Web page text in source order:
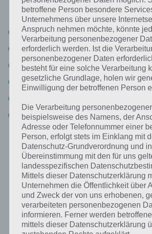
Prozent-Werten sortiert. Hier die Antworten:
Nuss
Schnee
Kalt
Braun
Eichhörnchen
Weitere Aufgaben und Rätsel
Level
Ebenfalls im gleichen Level wie “Bild:
Das machen Schulkinder im Sommer” und “Eine
der es um eine Insel geht“. Klicke einfach auf den
94% Lösung zu gelangen.
Wenn die Lösung nicht mehr aktuell sein sollte
betroffene Person besondere
Unternehmens über unsere
Anspruch nehmen möchte, könnte
Verarbeitung personenbezogener
erforderlich werden. Ist die
personenbezogener Daten
besteht für eine solche Verarbeitung
gesetzliche Grundlage, holen wir
Einwilligung der betroffenen Person
Die Verarbeitung
beispielsweise des Namens, der
Adresse oder Telefonnummer einer
Person, erfolgt stets im Einklang mit
Datenschutz-Grundverordnung und in
Übereinstimmung mit den für uns
landesspezifischen
Mittels dieser Datenschutzerklärung
Unternehmen die Öffentlichkeit über
und Zweck der von uns erhobenen,
verarbeiteten personenbezogenen
informieren. Ferner werden
mittels dieser Datenschutzerklärung